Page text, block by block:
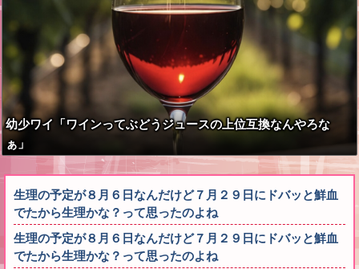
幼少ワイ「ワインってぶどうジュースの上位互換なんやろな
ぁ」
生理の予定が８月６日なんだけど７月２９日にドバッと鮮血
でたから生理かな？って思ったのよね
生理の予定が８月６日なんだけど７月２９日にドバッと鮮血
でたから生理かな？って思ったのよね